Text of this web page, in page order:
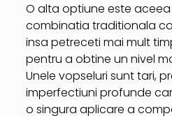
O alta optiune este
combinatia traditionala
insa petreceti mai mult
pentru a obtine un nivel
Unele vopseluri sunt tari,
imperfectiuni profunde
o singura aplicare a